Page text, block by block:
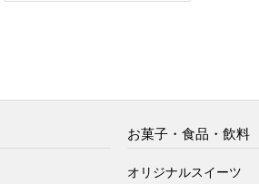
お菓子・食品・飲料
オリジナルスイーツ